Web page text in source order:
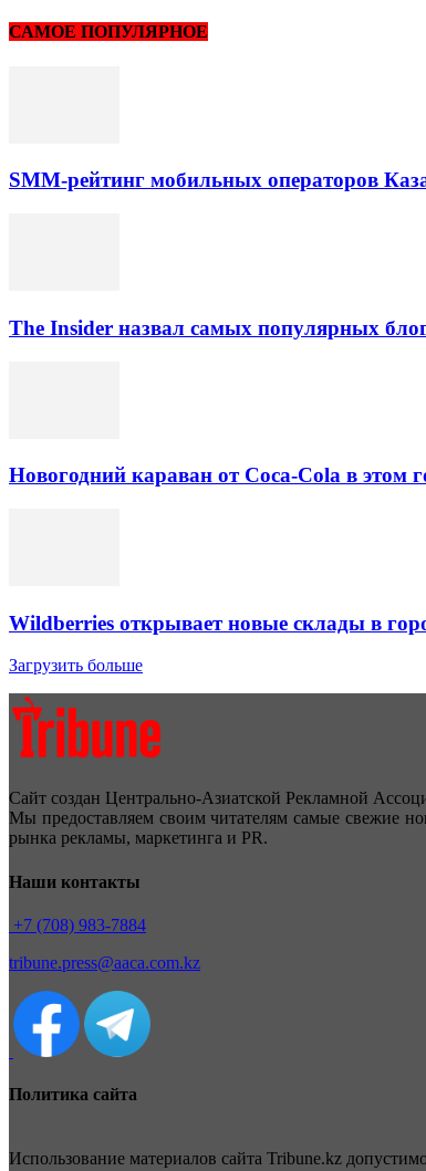
САМОЕ ПОПУЛЯРНОЕ
SMM-рейтинг мобильных операторов
The Insider назвал самых популярных
Новогодний караван от Coca-Cola в этом
Wildberries открывает новые склады в
Загрузить больше
Сайт создан Центрально-Азиатской Рекламной
Мы предоставляем своим читателям самые свежие
рынка рекламы, маркетинга и PR.
Наши контакты
+7 (708) 983-7884
tribune.press@aaca.com.kz
Политика сайта
Использование материалов сайта Tribune.kz